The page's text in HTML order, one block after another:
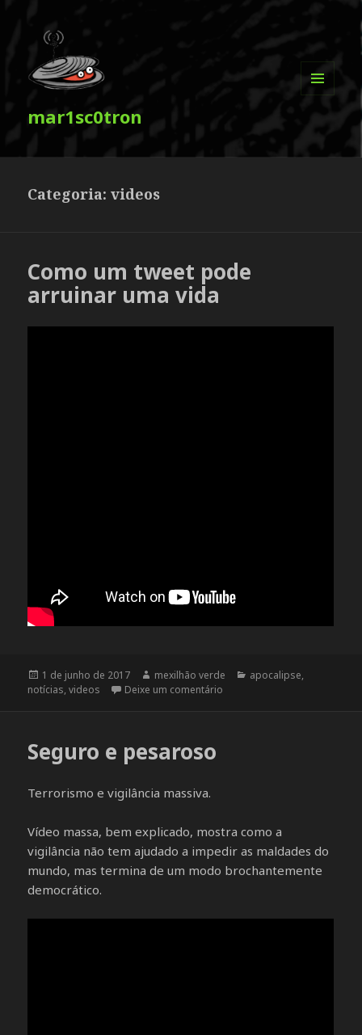
mar1sc0tron
Categoria:videos
Como um tweet pode
arruinar uma vida
Publicado
em
1 de junho de 2017 Autor
mexilhão verde Categorias
apocalipse,
notícias,videos Deixe um comentário
Seguro e pesaroso
Terrorismo e vigilância massiva.
Vídeo massa, bem explicado, mostra como a
vigilância não tem ajudado a impedir as maldades do
mundo, mas termina de um modo brochantemente
democrático.